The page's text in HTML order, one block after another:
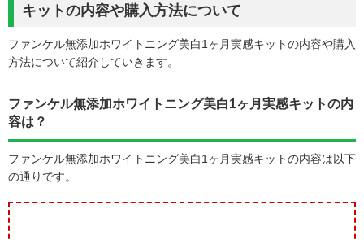
キットの内容や購入方法について
ファンケル無添加ホワイトニング美白1ヶ月実感キットの内容や購入
方法について紹介していきます。
ファンケル無添加ホワイトニング美白1ヶ月実感キットの内
容は？
ファンケル無添加ホワイトニング美白1ヶ月実感キットの内容は以下
の通りです。